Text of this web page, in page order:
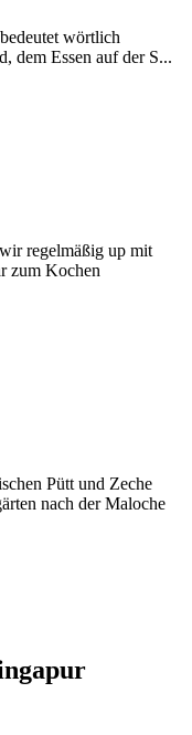
wörtlich
dem Essen auf der S...
regelmäßig up mit
zum Kochen
Pütt und Zeche
nach der Maloche